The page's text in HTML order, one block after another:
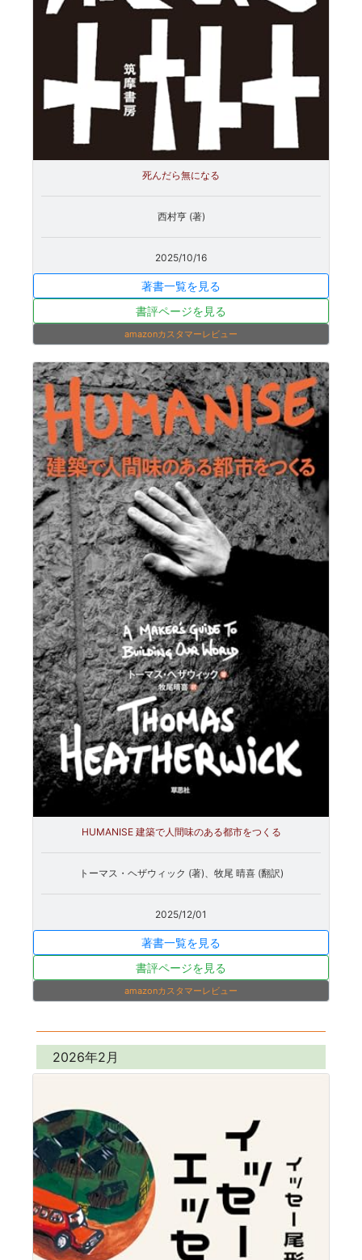
死んだら無になる
西村亨 (著)
2025/10/16
著書一覧を見る
書評ページを見る
amazonカスタマーレビュー
HUMANISE 建築で人間味のある都市をつくる
トーマス・ヘザウィック (著)、牧尾 晴喜 (翻訳)
2025/12/01
著書一覧を見る
書評ページを見る
amazonカスタマーレビュー
2026年2月